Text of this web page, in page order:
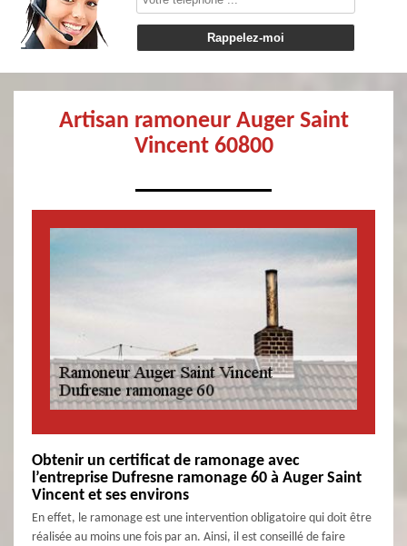
Artisan ramoneur Auger Saint
Vincent 60800
Obtenir un certificat de ramonage avec
l’entreprise Dufresne ramonage 60 à Auger Saint
Vincent et ses environs
En effet, le ramonage est une intervention obligatoire qui doit être
réalisée au moins une fois par an. Ainsi, il est conseillé de faire